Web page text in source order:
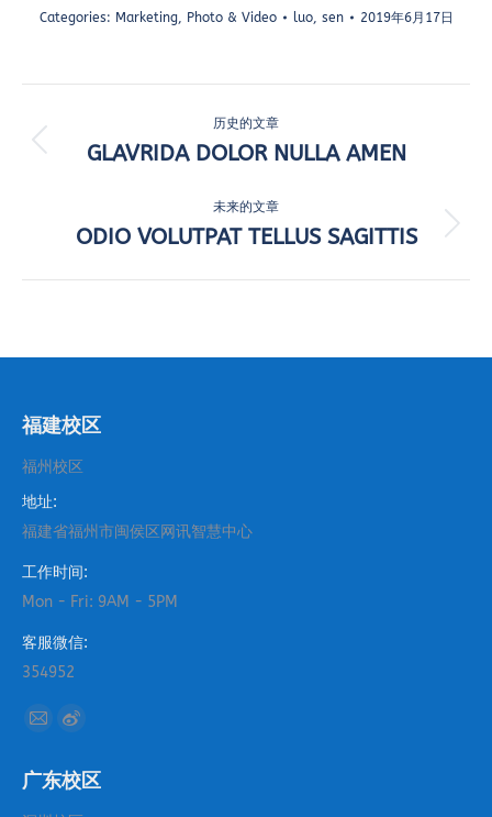
Categories: Marketing, Photo & Video luo, sen 2019年6月17日
目
历史的文章
上
个
项
GLAVRIDA DOLOR NULLA AMEN
未来的文章
下
个
ODIO VOLUTPAT TELLUS SAGITTIS
福建校区
福州校区
地址:
福建省福州市闽侯区网讯智慧中心
工作时间:
Mon - Fri: 9AM - 5PM
客服微信:
354952
找到我们：
Mail
opens
Weibo
opens
广东校区